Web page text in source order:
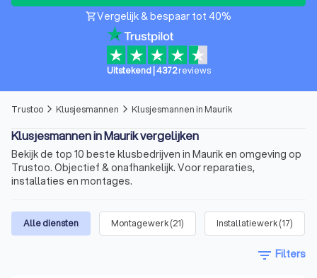
shopping_cartVergelijk & bespaar tot 40%
Uitstekend| 4372 reviews
Trustoo arrow_forward_ios Klusjesmannen arrow_forward_ios Klusjesmannen in Maurik
Klusjesmannen in Maurik vergelijken
Bekijk de top 10 beste klusbedrijven in Maurik en omgeving op
Trustoo. Objectief & onafhankelijk. Voor reparaties,
installaties en montages.
Alle diensten Montagewerk(21) Installatiewerk(17)
filter_list Filters